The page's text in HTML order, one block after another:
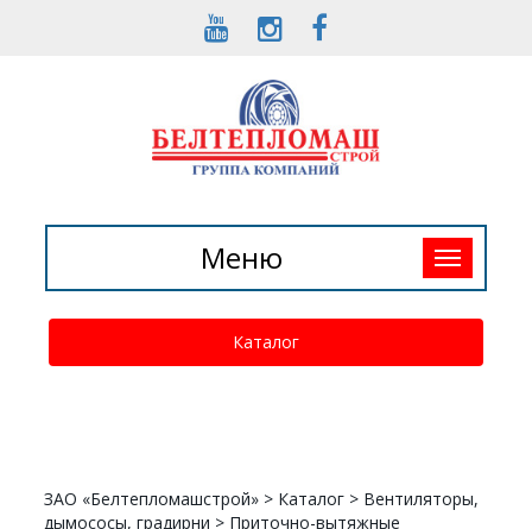
Toggle
navigation
Меню
Каталог
ЗАО «Белтепломашстрой» > Каталог > Вентиляторы,
дымососы, градирни > Приточно-вытяжные